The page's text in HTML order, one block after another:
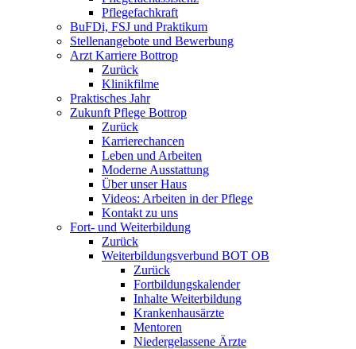
Pflegefachkraft
BuFDi, FSJ und Praktikum
Stellenangebote und Bewerbung
Arzt Karriere Bottrop
Zurück
Klinikfilme
Praktisches Jahr
Zukunft Pflege Bottrop
Zurück
Karrierechancen
Leben und Arbeiten
Moderne Ausstattung
Über unser Haus
Videos: Arbeiten in der Pflege
Kontakt zu uns
Fort- und Weiterbildung
Zurück
Weiterbildungsverbund BOT OB
Zurück
Fortbildungskalender
Inhalte Weiterbildung
Krankenhausärzte
Mentoren
Niedergelassene Ärzte